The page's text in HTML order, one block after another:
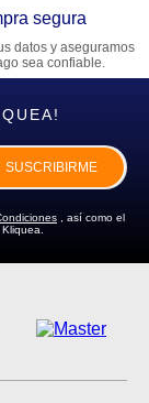
segura
datos y aseguramos
sea confiable.
SUSCRIBIRME
, así como el